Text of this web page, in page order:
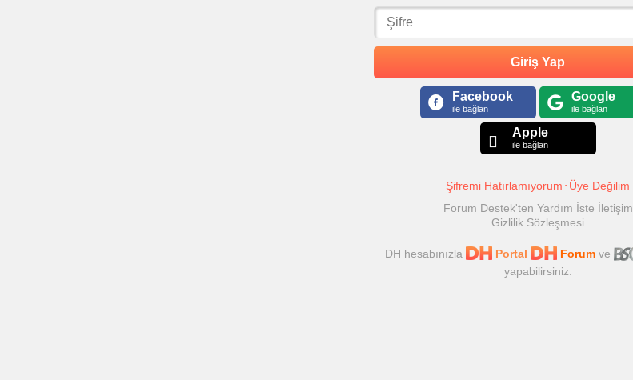
Giriş Yap
Facebook
ile bağlan
Google
ile bağlan
Apple
ile bağlan
Şifremi Hatırlamıyorum
Üye Değilim
Forum Destek'ten Yardım İste İletişim
Gizlilik Sözleşmesi
DH hesabınızla Portal Forumve
yapabilirsiniz.